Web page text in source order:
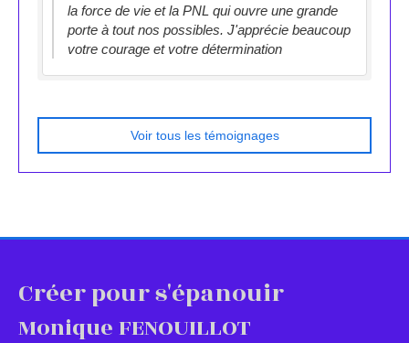
la force de vie et la PNL qui ouvre une grande
porte à tout nos possibles. J'apprécie beaucoup
votre courage et votre détermination
Voir tous les témoignages
Créer pour s'épanouir
Monique FENOUILLOT